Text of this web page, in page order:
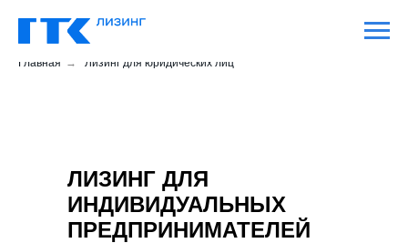
Главная → Лизинг для юридических лиц
ЛИЗИНГ ДЛЯ
ИНДИВИДУАЛЬНЫХ
ПРЕДПРИНИМАТЕЛЕЙ